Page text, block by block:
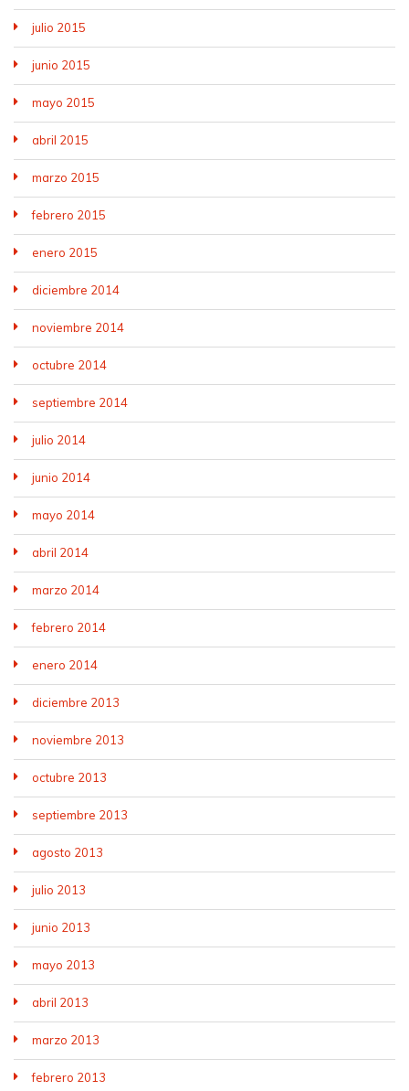
julio 2015
junio 2015
mayo 2015
abril 2015
marzo 2015
febrero 2015
enero 2015
diciembre 2014
noviembre 2014
octubre 2014
septiembre 2014
julio 2014
junio 2014
mayo 2014
abril 2014
marzo 2014
febrero 2014
enero 2014
diciembre 2013
noviembre 2013
octubre 2013
septiembre 2013
agosto 2013
julio 2013
junio 2013
mayo 2013
abril 2013
marzo 2013
febrero 2013